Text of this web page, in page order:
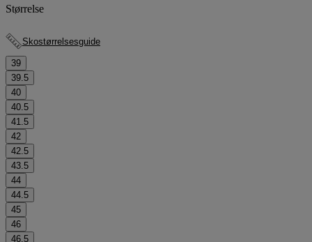
Størrelse
Skostørrelsesguide
39
39.5
40
40.5
41.5
42
42.5
43.5
44
44.5
45
46
46.5